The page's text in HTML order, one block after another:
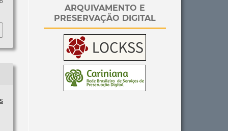
ARQUIVAMENTO E
PRESERVAÇÃO DIGITAL